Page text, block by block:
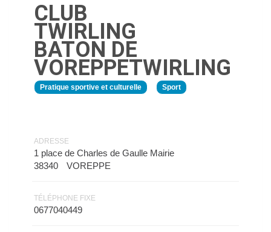
CLUB
TWIRLING
BATON DE
VOREPPETWIRLING
Pratique sportive et culturelle Sport
ADRESSE
1 place de Charles de Gaulle Mairie
38340
VOREPPE
TÉLÉPHONE FIXE
0677040449